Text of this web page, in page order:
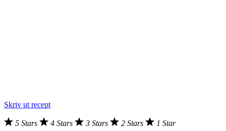
Skriv ut recept
5 Stars 4 Stars 3 Stars 2 Stars 1 Star